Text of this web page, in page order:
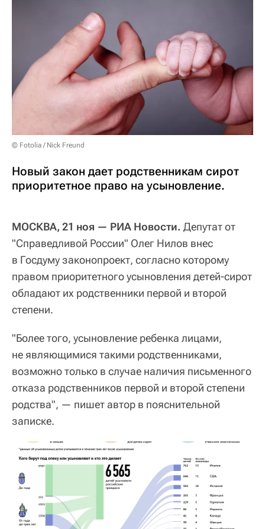
© Fotolia / Nick Freund
Новый закон дает родственникам сирот
приоритетное право на усыновление.
МОСКВА, 21 ноя — РИА Новости. Депутат от
"Справедливой России" Олег Нилов внес
в Госдуму законопроект, согласно которому
правом приоритетного усыновления детей-сирот
обладают их родственники первой и второй
степени.
"Более того, усыновление ребенка лицами,
не являющимися такими родственниками,
возможно только в случае наличия письменного
отказа родственников первой и второй степени
родства", — пишет автор в пояснительной
записке.